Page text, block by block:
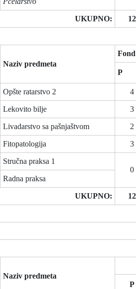
UKUPNO: 12
Naziv predmeta
P
Opšte ratarstvo 2 4
Lekovito bilje 3
Livadarstvo sa pašnjaštvom 2
Fitopatologija 3
Stručna praksa 1
0
Radna praksa
UKUPNO: 12
Naziv predmeta
P